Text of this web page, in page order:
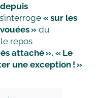
« sur les
» du
repos
attaché ». « Le
une exception ! »